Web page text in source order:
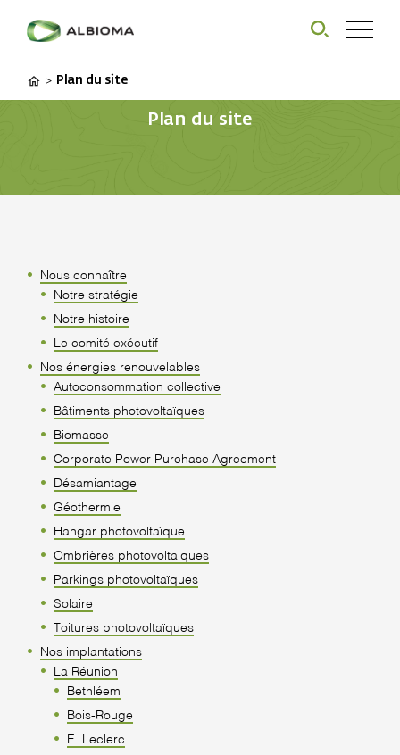
> Plan du site
Plan du site
Nous connaître
Notre stratégie
Notre histoire
Le comité exécutif
Nos énergies renouvelables
Autoconsommation collective
Bâtiments photovoltaïques
Biomasse
Corporate Power Purchase Agreement
Désamiantage
Géothermie
Hangar photovoltaïque
Ombrières photovoltaïques
Parkings photovoltaïques
Solaire
Toitures photovoltaïques
Nos implantations
La Réunion
Bethléem
Bois-Rouge
E. Leclerc